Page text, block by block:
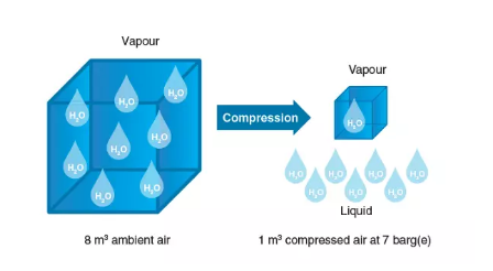
Elintarvike- ja
Ruoka ja juomat ovat sanan varsinaisessa
elintärkeitä. Ja aivan kuten kehomme tarvitsee niitä
myös niiden tuottajat tarvitsevat korkealaatuista
Onhan heidän huolehdittava siitä, että syömämme ja